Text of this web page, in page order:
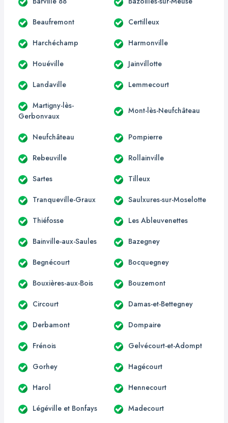
Beaufremont Certilleux
Harchéchamp Harmonville
Houéville Jainvillotte
Landaville Lemmecourt
Martigny-lès-
Gerbonvaux
Mont-lès-Neufchâteau
Neufchâteau Pompierre
Rebeuville Rollainville
Sartes Tilleux
Tranqueville-Graux Saulxures-sur-Moselotte
Thiéfosse Les Ableuvenettes
Bainville-aux-Saules Bazegney
Begnécourt Bocquegney
Bouxières-aux-Bois Bouzemont
Circourt Damas-et-Bettegney
Derbamont Dompaire
Frénois Gelvécourt-et-Adompt
Gorhey Hagécourt
Harol Hennecourt
Légéville et Bonfays Madecourt